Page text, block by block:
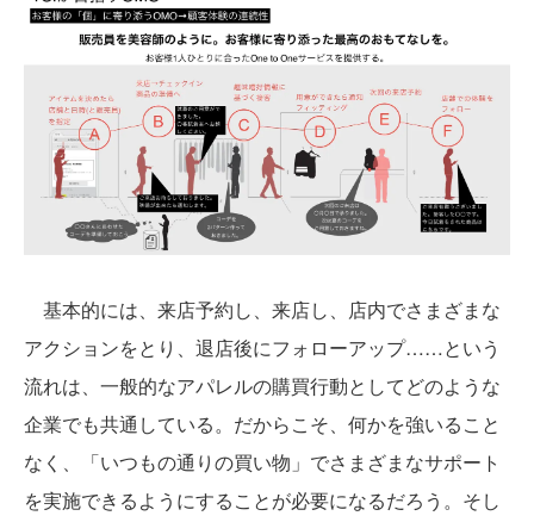
基本的には、来店予約し、来店し、店内でさまざまな
アクションをとり、退店後にフォローアップ……という
流れは、一般的なアパレルの購買行動としてどのような
企業でも共通している。だからこそ、何かを強いること
なく、「いつもの通りの買い物」でさまざまなサポート
を実施できるようにすることが必要になるだろう。そし